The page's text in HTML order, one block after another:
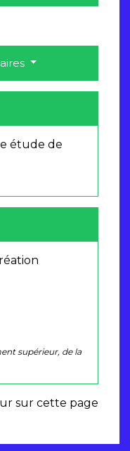
étude de
supérieur, de la
sur cette page